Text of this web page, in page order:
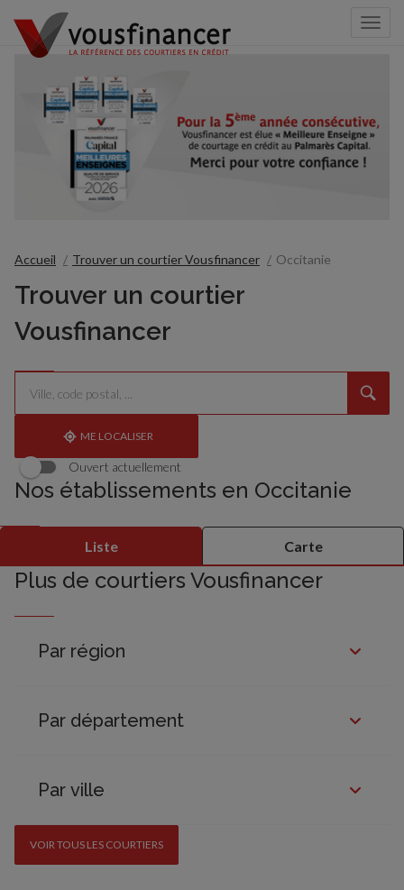
Accueil Trouver un courtier Vousfinancer Occitanie
Trouver un courtier
Vousfinancer
Rechercher
Veuillez
renseigner
adresse
{{count}}
résultat(s)
ME LOCALISER
Ouvert actuellement
Nos établissements en Occitanie
Liste Carte
Plus de courtiers Vousfinancer
Par région
Par département
Par ville
VOIR TOUS LES COURTIERS